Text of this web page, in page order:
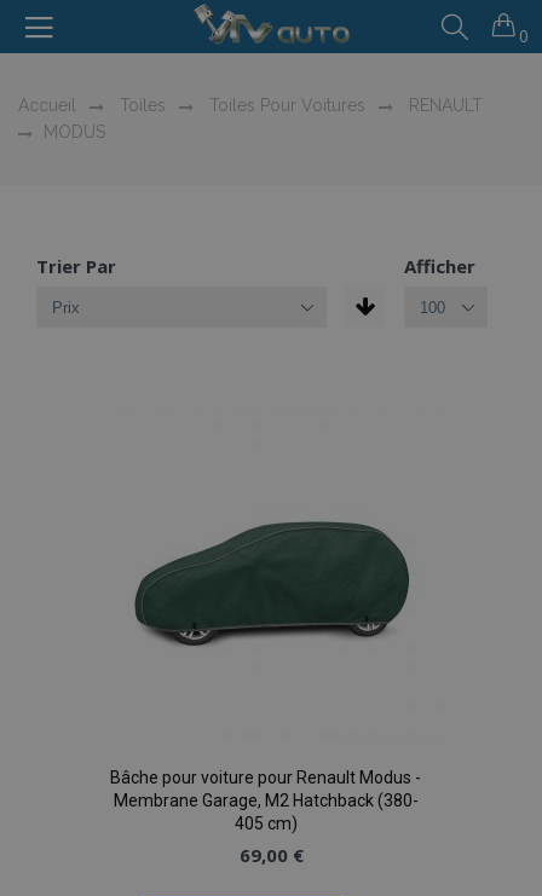
0
Accueil Toiles Toiles Pour Voitures
RENAULT
MODUS
Trier Par Afficher
Bâche pour voiture pour Renault Modus -
Membrane Garage, M2 Hatchback (380-
405 cm)
69,00 €